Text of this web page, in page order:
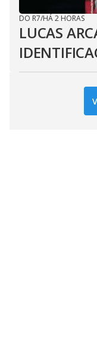
DO R7/HÁ 2 HORAS
LUCAS